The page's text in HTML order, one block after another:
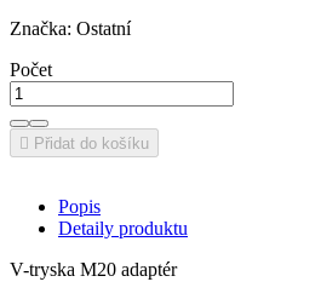
Značka: Ostatní
Počet
 Přidat do košíku
Popis
Detaily produktu
V-tryska M20 adaptér